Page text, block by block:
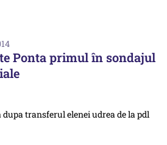
Ponta primul în sondajul